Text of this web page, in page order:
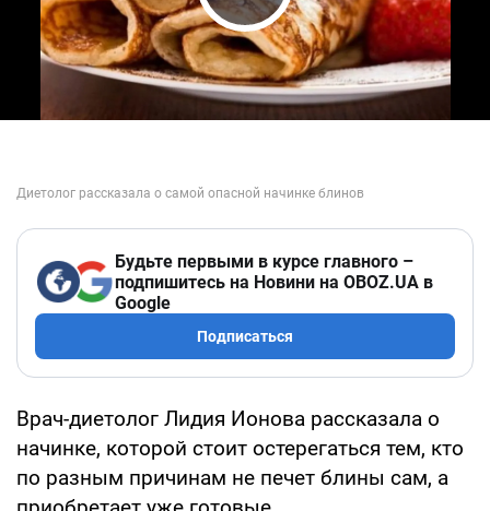
Play Video
Будьте первыми в курсе главного –
подпишитесь на Новини на OBOZ.UA в
Google
Подписаться
Врач-диетолог Лидия Ионова рассказала о
начинке, которой стоит остерегаться тем, кто
по разным причинам не печет блины сам, а